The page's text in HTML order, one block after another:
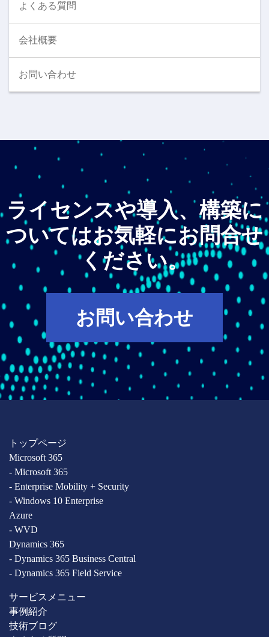
よくある質問
会社概要
お問い合わせ
ライセンスや導入、構築に
ついてはお気軽にお問合せ
ください。
お問い合わせ
トップページ
Microsoft 365
- Microsoft 365
- Enterprise Mobility + Security
- Windows 10 Enterprise
Azure
- WVD
Dynamics 365
- Dynamics 365 Business Central
- Dynamics 365 Field Service
サービスメニュー
事例紹介
技術ブログ